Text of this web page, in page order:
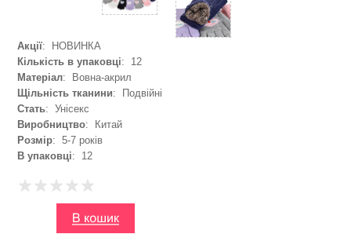
Акції: НОВИНКА
Кількість в упаковці: 12
Матеріал: Вовна-акрил
Щільність тканини: Подвійні
Стать: Унісекс
Виробництво: Китай
Розмір: 5-7 років
В упаковці: 12